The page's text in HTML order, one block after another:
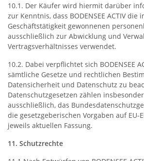
10.1. Der Käufer wird hiermit darüber
zur Kenntnis, dass BODENSEE ACTIV die
Geschäftstätigkeit gewonnenen
ausschließlich zur Abwicklung und
Vertragsverhältnisses verwendet.
10.2. Dabei verpflichtet sich BODENSEE
sämtliche Gesetze und rechtlichen
Datensicherheit und Datenschutz zu
Datenschutzgesetzen zählen
ausschließlich, das
die gesetzgeberischen Vorgaben auf EU-
jeweils aktuellen Fassung.
11. Schutzrechte